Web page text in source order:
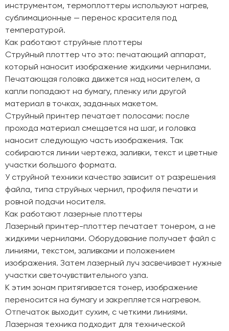
инструментом, термоплоттеры используют нагрев,
сублимационные — перенос красителя под
температурой.
Как работают струйные плоттеры
Струйный плоттер что это: печатающий аппарат,
который наносит изображение жидкими чернилами.
Печатающая головка движется над носителем, а
капли попадают на бумагу, пленку или другой
материал в точках, заданных макетом.
Струйный принтер печатает полосами: после
прохода материал смещается на шаг, и головка
наносит следующую часть изображения. Так
собираются линии чертежа, заливки, текст и цветные
участки большого формата.
У струйной техники качество зависит от разрешения
файла, типа струйных чернил, профиля печати и
ровной подачи носителя.
Как работают лазерные плоттеры
Лазерный принтер-плоттер печатает тонером, а не
жидкими чернилами. Оборудование получает файл с
линиями, текстом, заливками и положением
изображения. Затем лазерный луч засвечивает нужные
участки светочувствительного узла.
К этим зонам притягивается тонер, изображение
переносится на бумагу и закрепляется нагревом.
Отпечаток выходит сухим, с четкими линиями.
Лазерная техника подходит для технической